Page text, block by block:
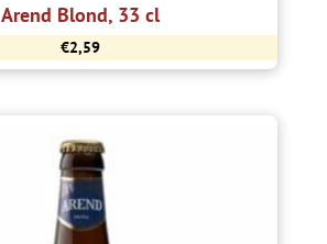
Arend Blond, 33 cl
€2,59